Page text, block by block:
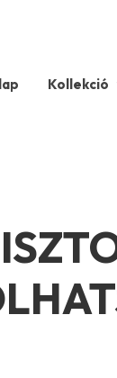
Kollekció